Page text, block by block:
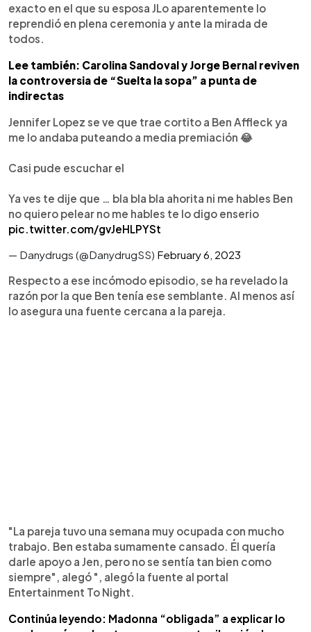
exacto en el que su esposa JLo aparentemente lo
reprendió en plena ceremonia y ante la mirada de
todos.
Lee también: Carolina Sandoval y Jorge Bernal reviven
la controversia de “Suelta la sopa” a punta de
indirectas
Jennifer Lopez se ve que trae cortito a Ben Affleck ya
me lo andaba puteando a media premiación 😂
Casi pude escuchar el
Ya ves te dije que … bla bla bla ahorita ni me hables Ben
no quiero pelear no me hables te lo digo enserio
pic.twitter.com/gvJeHLPYSt
— Danydrugs (@DanydrugSS) February 6, 2023
Respecto a ese incómodo episodio, se ha revelado la
razón por la que Ben tenía ese semblante. Al menos así
lo asegura una fuente cercana a la pareja.
"La pareja tuvo una semana muy ocupada con mucho
trabajo. Ben estaba sumamente cansado. Él quería
darle apoyo a Jen, pero no se sentía tan bien como
siempre", alegó ", alegó la fuente al portal
Entertainment To Night.
Continúa leyendo: Madonna “obligada” a explicar lo